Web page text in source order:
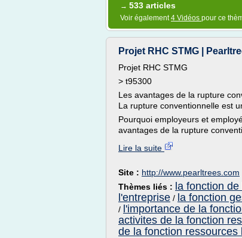
→ 533 articles
Voir également4 Vidéos pour ce
Projet RHC STMG |
Projet RHC STMG
> t95300
Les avantages de la rupture
La rupture conventionnelle est
Pourquoi employeurs et
avantages de la rupture
Lire la suite
Site : http://www.pearltrees.com
Thèmes liés : la fonction
l'entreprise / la fonction
/ l'importance de la
activites de la fonction
de la fonction